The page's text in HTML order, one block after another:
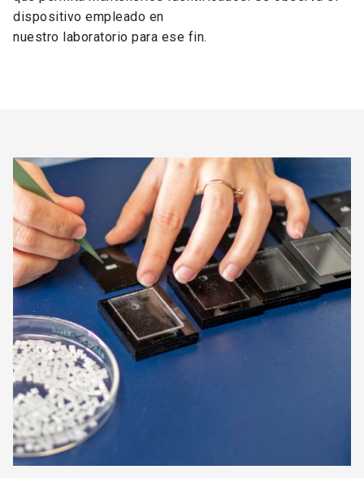
dispositivo empleado en
nuestro laboratorio para ese fin.